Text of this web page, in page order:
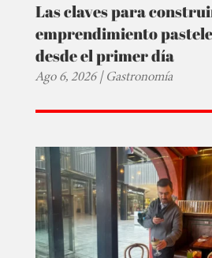
Las claves para
emprendimiento
desde el primer día
Ago 6, 2026|Gastronomía